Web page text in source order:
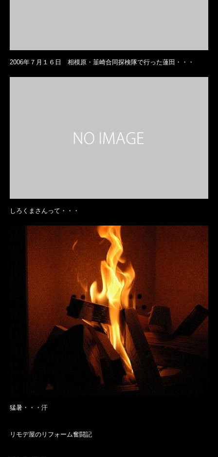
2006年７月１６日 相模原・韮崎合同探検隊で行った蓮田・・・
しろくまさんって・・・
猛暑・・・汗
リモデ屋のリフォーム奮闘記